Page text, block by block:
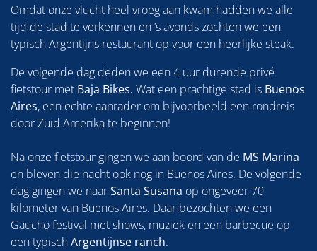
Omdat onze vlucht heel vroeg aan kwam hadden we alle
tijd de stad te verkennen en ’s avonds zochten we een
typisch Argentijns restaurant op voor een heerlijke steak.
De volgende dag deden we een 4 uur durende privé
fietstour met Baja Bikes. Wat een prachtige stad is Buenos
Aires, een echte aanrader om bijvoorbeeld een rondreis
door Zuid Amerika te beginnen!
Na onze fietstour gingen we aan boord van de MS Marina
en bleven die nacht ook nog in Buenos Aires. De volgende
dag gingen we naarSanta Susana op ongeveer 70
kilometer van Buenos Aires. Daar bezochten we een
Gaucho festival met shows, muziek en een barbecue op
een typischArgentijnse ranch.